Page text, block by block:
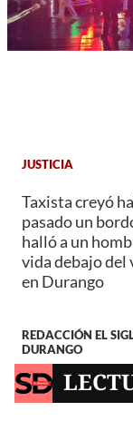
JUSTICIA
Taxista creyó
pasado un
halló a un
vida debajo del
en Durango
REDACCIÓN EL
DURANGO